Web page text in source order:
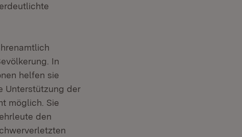
In
helfen sie
Unterstützung der
möglich. Sie
den